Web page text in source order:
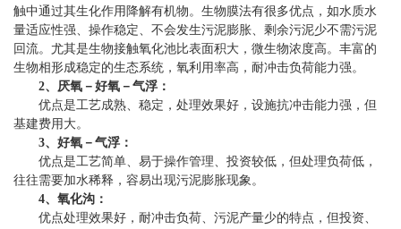
触中通过其生化作用降解有机物。生物膜法有很多优点，如水质水
量适应性强、操作稳定、不会发生污泥膨胀、剩余污泥少不需污泥
回流。尤其是生物接触氧化池比表面积大，微生物浓度高。丰富的
生物相形成稳定的生态系统，氧利用率高，耐冲击负荷能力强。
2、厌氧－好氧－气浮：
优点是工艺成熟、稳定，处理效果好，设施抗冲击能力强，但
基建费用大。
3、好氧－气浮：
优点是工艺简单、易于操作管理、投资较低，但处理负荷低，
往往需要加水稀释，容易出现污泥膨胀现象。
4、氧化沟：
优点处理效果好，耐冲击负荷、污泥产量少的特点，但投资、